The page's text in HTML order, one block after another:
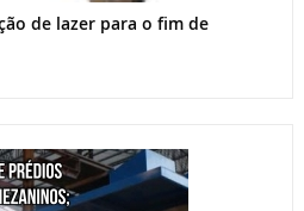
de lazer para o fim de